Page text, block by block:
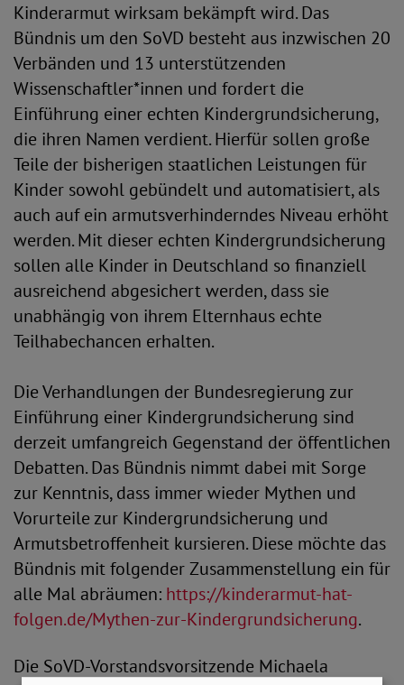
Kinderarmut wirksam bekämpft wird. Das
Bündnis um den SoVD besteht aus inzwischen 20
Verbänden und 13 unterstützenden
Wissenschaftler*innen und fordert die
Einführung einer echten Kindergrundsicherung,
die ihren Namen verdient. Hierfür sollen große
Teile der bisherigen staatlichen Leistungen für
Kinder sowohl gebündelt und automatisiert, als
auch auf ein armutsverhinderndes Niveau erhöht
werden. Mit dieser echten Kindergrundsicherung
sollen alle Kinder in Deutschland so finanziell
ausreichend abgesichert werden, dass sie
unabhängig von ihrem Elternhaus echte
Teilhabechancen erhalten.
Die Verhandlungen der Bundesregierung zur
Einführung einer Kindergrundsicherung sind
derzeit umfangreich Gegenstand der öffentlichen
Debatten. Das Bündnis nimmt dabei mit Sorge
zur Kenntnis, dass immer wieder Mythen und
Vorurteile zur Kindergrundsicherung und
Armutsbetroffenheit kursieren. Diese möchte das
Bündnis mit folgender Zusammenstellung ein für
alle Mal abräumen: https://kinderarmut-hat-
folgen.de/Mythen-zur-Kindergrundsicherung.
Die SoVD-Vorstandsvorsitzende Michaela